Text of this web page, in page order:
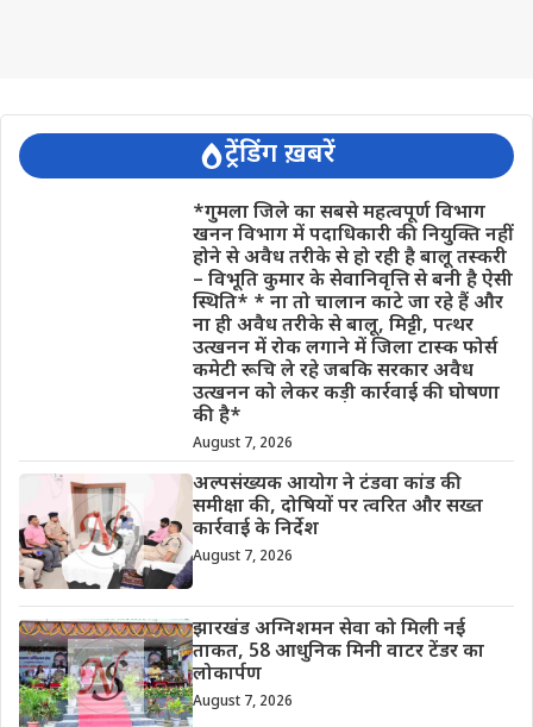
ट्रेंडिंग ख़बरें
*गुमला जिले का सबसे महत्वपूर्ण विभाग
खनन विभाग में पदाधिकारी की नियुक्ति नहीं
होने से अवैध तरीके से हो रही है बालू तस्करी
– विभूति कुमार के सेवानिवृत्ति से बनी है ऐसी
स्थिति* * ना तो चालान काटे जा रहे हैं और
ना ही अवैध तरीके से बालू, मिट्टी, पत्थर
उत्खनन में रोक लगाने में जिला टास्क फोर्स
कमेटी रूचि ले रहे जबकि सरकार अवैध
उत्खनन को लेकर कड़ी कार्रवाई की घोषणा
की है*
August 7, 2026
अल्पसंख्यक आयोग ने टंडवा कांड की
समीक्षा की, दोषियों पर त्वरित और सख्त
कार्रवाई के निर्देश
August 7, 2026
झारखंड अग्निशमन सेवा को मिली नई
ताकत, 58 आधुनिक मिनी वाटर टेंडर का
लोकार्पण
August 7, 2026